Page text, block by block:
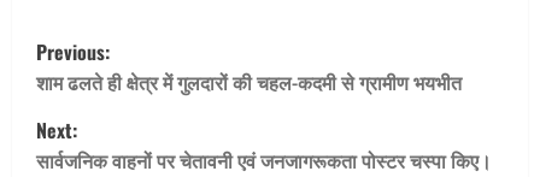
P
o
s
Previous:
शाम ढलते ही क्षेत्र में गुलदारों की चहल-कदमी से ग्रामीण भयभीत
Next:
सार्वजनिक वाहनों पर चेतावनी एवं जनजागरूकता पोस्टर चस्पा किए।